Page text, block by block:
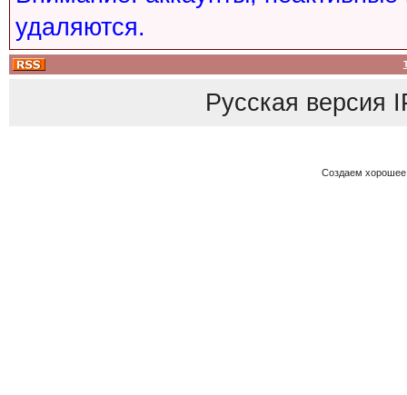
удаляются.
Русская версия
Создаем